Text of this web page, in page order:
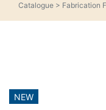
Catalogue > Fabrication
NEW